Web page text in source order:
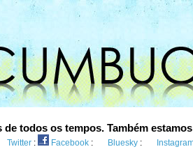
de todos os tempos. Também
Twitter : Facebook : Bluesky :